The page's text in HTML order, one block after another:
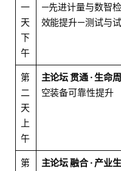
一
天
下
午
—先进计量与数智
效能提升—测试与
第
二
天
上
午
主论坛 贯通 · 生命
空装备可靠性提升
第
主论坛 融合 · 产业